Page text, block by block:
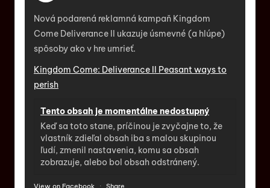
Nová podarená reklamná kampaň Kingdom
Come Deliverance II ukazuje úsmevné (a hlúpe)
spôsoby ako v hre umrieť.
Kingdom Come: Deliverance II Peasant ways to
perish
Tento obsah je momentálne nedostupný
Keď sa toto stane, príčinou je zvyčajne to, že
vlastník zdieľal obsah iba s malou skupinou
ľudí, zmenil nastavenia, komu sa obsah
zobrazuje, alebo bol obsah odstránený.